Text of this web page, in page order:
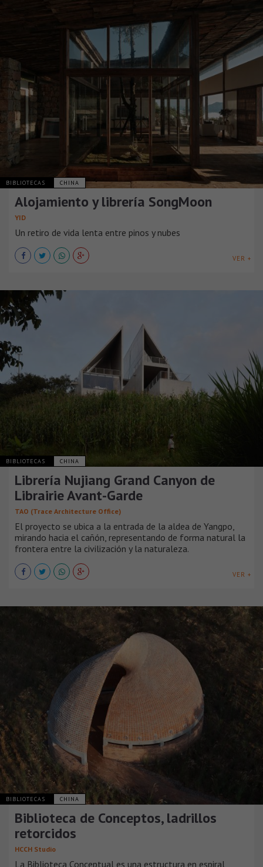
BIBLIOTECAS CHINA
Alojamiento y librería SongMoon
YID
Un retiro de vida lenta entre pinos y nubes
VER +
BIBLIOTECAS CHINA
Librería Nujiang Grand Canyon de
Librairie Avant-Garde
TAO (Trace Architecture Office)
El proyecto se ubica a la entrada de la aldea de Yangpo,
mirando hacia el cañón, representando de forma natural la
frontera entre la civilización y la naturaleza.
VER +
BIBLIOTECAS CHINA
Biblioteca de Conceptos, ladrillos
retorcidos
HCCH Studio
La Biblioteca Conceptual es una estructura en espiral